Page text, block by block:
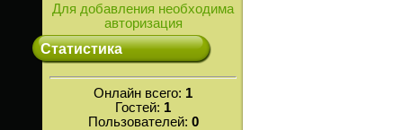
Для добавления необходима
авторизация
Статистика
Онлайн всего: 1
Гостей: 1
Пользователей: 0